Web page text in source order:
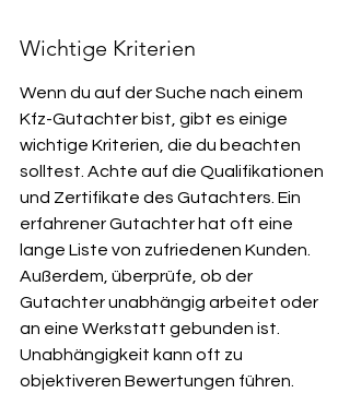
Wichtige Kriterien
Wenn du auf der Suche nach einem
Kfz-Gutachter bist, gibt es einige
wichtige Kriterien, die du beachten
solltest. Achte auf die Qualifikationen
und Zertifikate des Gutachters. Ein
erfahrener Gutachter hat oft eine
lange Liste von zufriedenen Kunden.
Außerdem, überprüfe, ob der
Gutachter unabhängig arbeitet oder
an eine Werkstatt gebunden ist.
Unabhängigkeit kann oft zu
objektiveren Bewertungen führen.